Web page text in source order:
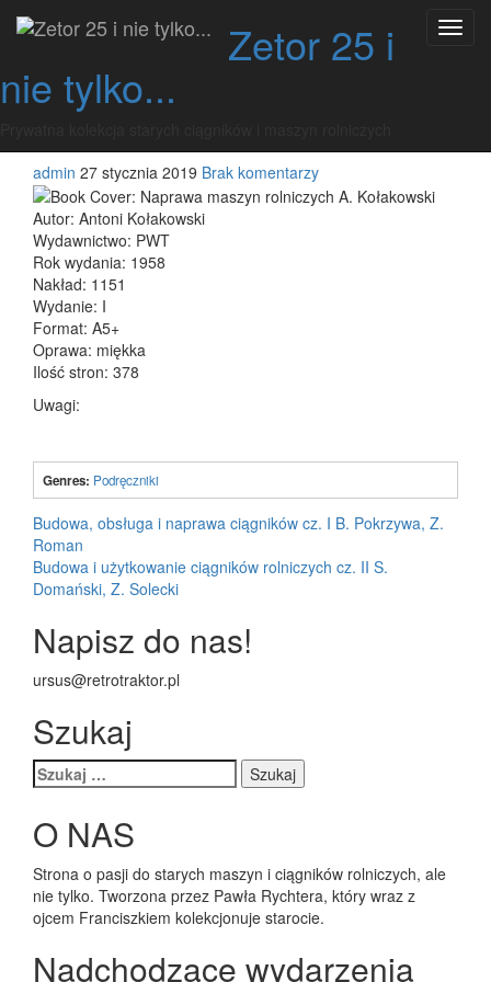
Zetor 25 i
nie tylko...
Naprawa maszyn
rolniczych A.
Kołakowski
admin 27 stycznia 2019 Brak komentarzy
Autor: Antoni Kołakowski
Wydawnictwo: PWT
Rok wydania: 1958
Nakład: 1151
Wydanie: I
Format: A5+
Oprawa: miękka
Ilość stron: 378
Uwagi:
Genres: Podręczniki
Nawigacja
wpisu
Budowa, obsługa i naprawa ciągników cz. I B. Pokrzywa, Z.
Roman
Budowa i użytkowanie ciągników rolniczych cz. II S.
Domański, Z. Solecki
Napisz do nas!
ursus@retrotraktor.pl
Szukaj
Szukaj:
O NAS
Strona o pasji do starych maszyn i ciągników rolniczych, ale
nie tylko. Tworzona przez Pawła Rychtera, który wraz z
ojcem Franciszkiem kolekcjonuje starocie.
Nadchodzące wydarzenia